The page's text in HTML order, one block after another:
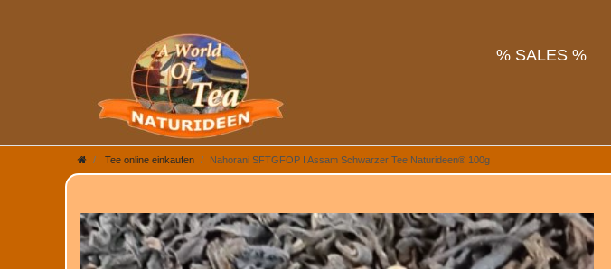
% SALES %
Tee online einkaufen Nahorani SFTGFOP I Assam Schwarzer Tee Naturideen® 100g